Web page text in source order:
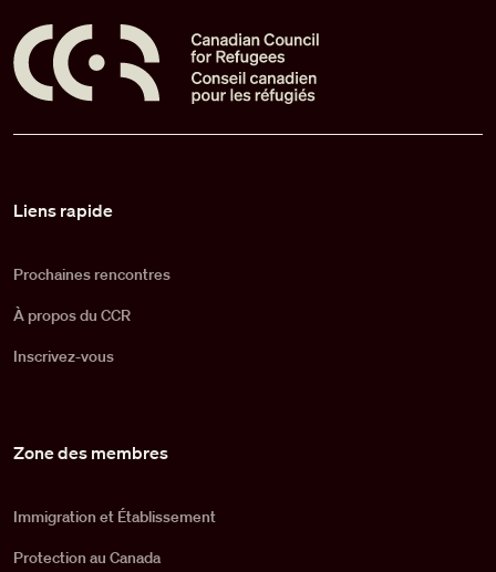
Liens rapide
Prochaines rencontres
À propos du CCR
Inscrivez-vous
Zone des membres
Immigration et Établissement
Protection au Canada